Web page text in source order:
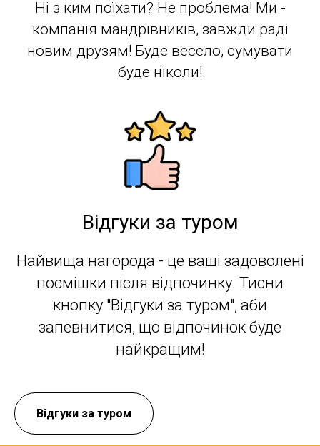
Ні з ким поїхати? Не проблема! Ми -
компанія мандрівників, завжди раді
новим друзям! Буде весело, сумувати
буде ніколи!
Відгуки за туром
Найвища нагорода - це ваші задоволені
посмішки після відпочинку. Тисни
кнопку "Відгуки за туром", аби
запевнитися, що відпочинок буде
найкращим!
Відгуки за туром